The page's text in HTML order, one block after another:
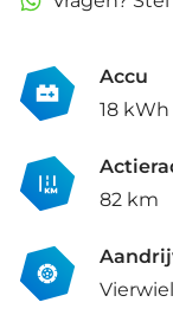
Accu
18 kWh
82 km
Vierwiel